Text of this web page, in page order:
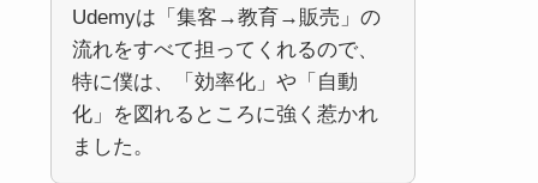
Udemyは「集客→教育→販売」の
流れをすべて担ってくれるので、
特に僕は、「効率化」や「自動
化」を図れるところに強く惹かれ
ました。